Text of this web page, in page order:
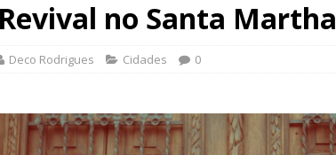
no Santa Martha
Deco Rodrigues Cidades 0